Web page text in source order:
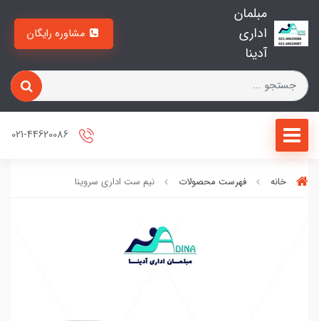
مبلمان
اداری
آدینا
خانه فهرست محصولات نیم ست اداری سروینا